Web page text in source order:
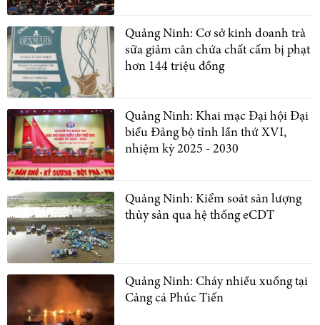
Quảng Ninh: Cơ sở kinh doanh trà
sữa giảm cân chứa chất cấm bị phạt
hơn 144 triệu đồng
Quảng Ninh: Khai mạc Đại hội Đại
biểu Đảng bộ tỉnh lần thứ XVI,
nhiệm kỳ 2025 - 2030
Quảng Ninh: Kiểm soát sản lượng
thủy sản qua hệ thống eCDT
Quảng Ninh: Cháy nhiều xuồng tại
Cảng cá Phúc Tiến